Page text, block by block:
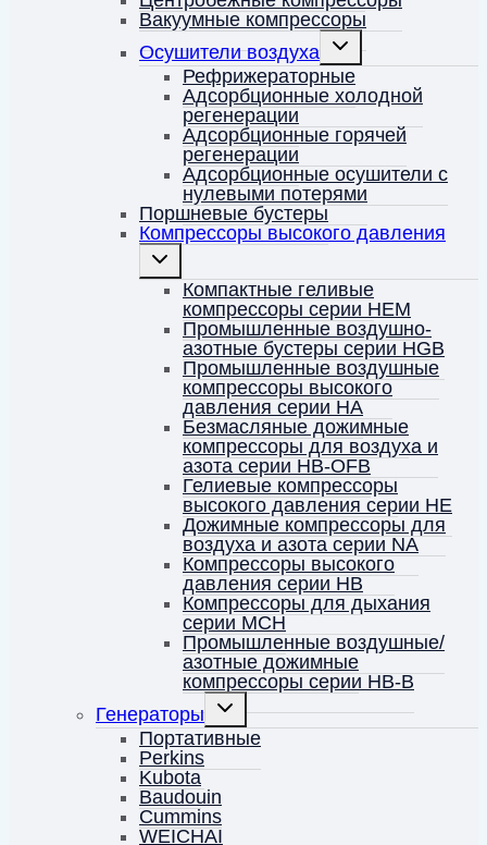
Вакуумные компрессоры
Осушители воздуха
Переключить
дочернее
меню
Рефрижераторные
Адсорбционные холодной
регенерации
Адсорбционные горячей
регенерации
Адсорбционные осушители с
нулевыми потерями
Поршневые бустеры
Компрессоры высокого давления
Переключить
меню
Компактные геливые
компрессоры серии HEM
Промышленные воздушно-
азотные бустеры серии HGB
Промышленные воздушные
компрессоры высокого
давления серии HA
Безмасляные дожимные
компрессоры для воздуха и
азота серии HB-OFB
Гелиевые компрессоры
высокого давления серии HE
Дожимные компрессоры для
воздуха и азота серии NA
Компрессоры высокого
давления серии HB
Компрессоры для дыхания
серии MCH
Промышленные воздушные/
азотные дожимные
компрессоры серии HB-B
Генераторы
Переключить
дочернее
меню
Портативные
Perkins
Kubota
Baudouin
Cummins
WEICHAI